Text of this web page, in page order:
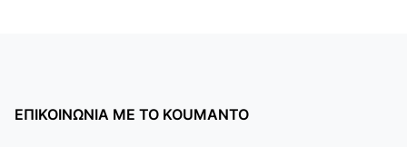
ΕΠΙΚΟΙΝΩΝΙΑ ΜΕ ΤΟ KOUMANTO